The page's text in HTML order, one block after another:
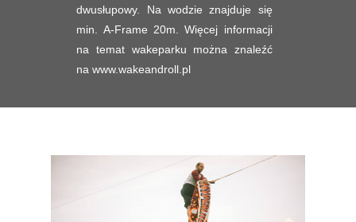
dwusłupowy. Na wodzie znajduje się
min. A-Frame 20m. Więcej informacji
na temat wakeparku można znaleźć
nawww.wakeandroll.pl